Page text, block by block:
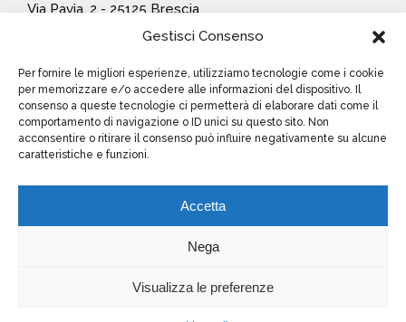
Gestisci Consenso
Per fornire le migliori esperienze, utilizziamo tecnologie come i cookie
per memorizzare e/o accedere alle informazioni del dispositivo. Il
consenso a queste tecnologie ci permetterà di elaborare dati come il
comportamento di navigazione o ID unici su questo sito. Non
acconsentire o ritirare il consenso può influire negativamente su alcune
caratteristiche e funzioni.
Accetta
Nega
Visualizza le preferenze
Via Pavia, 2 - 25125 Brescia
Tel.: +39 030 3540015
Email:info@bgm-it.com
Info legali
Cookies Policy
Partita IVA: 02950510988 – REA CCIAA di Brescia